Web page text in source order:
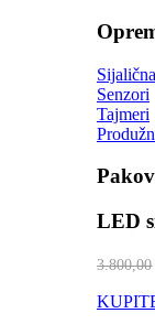
Senzori
Tajmeri
LED
3.800,00